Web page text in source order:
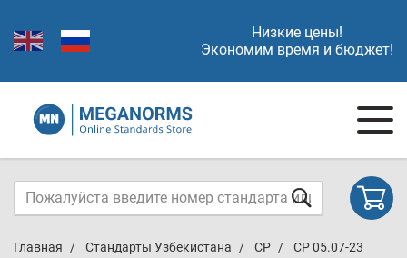
Низкие цены!
Экономим время и бюджет!
Главная Стандарты Узбекистана СР СР 05.07-23